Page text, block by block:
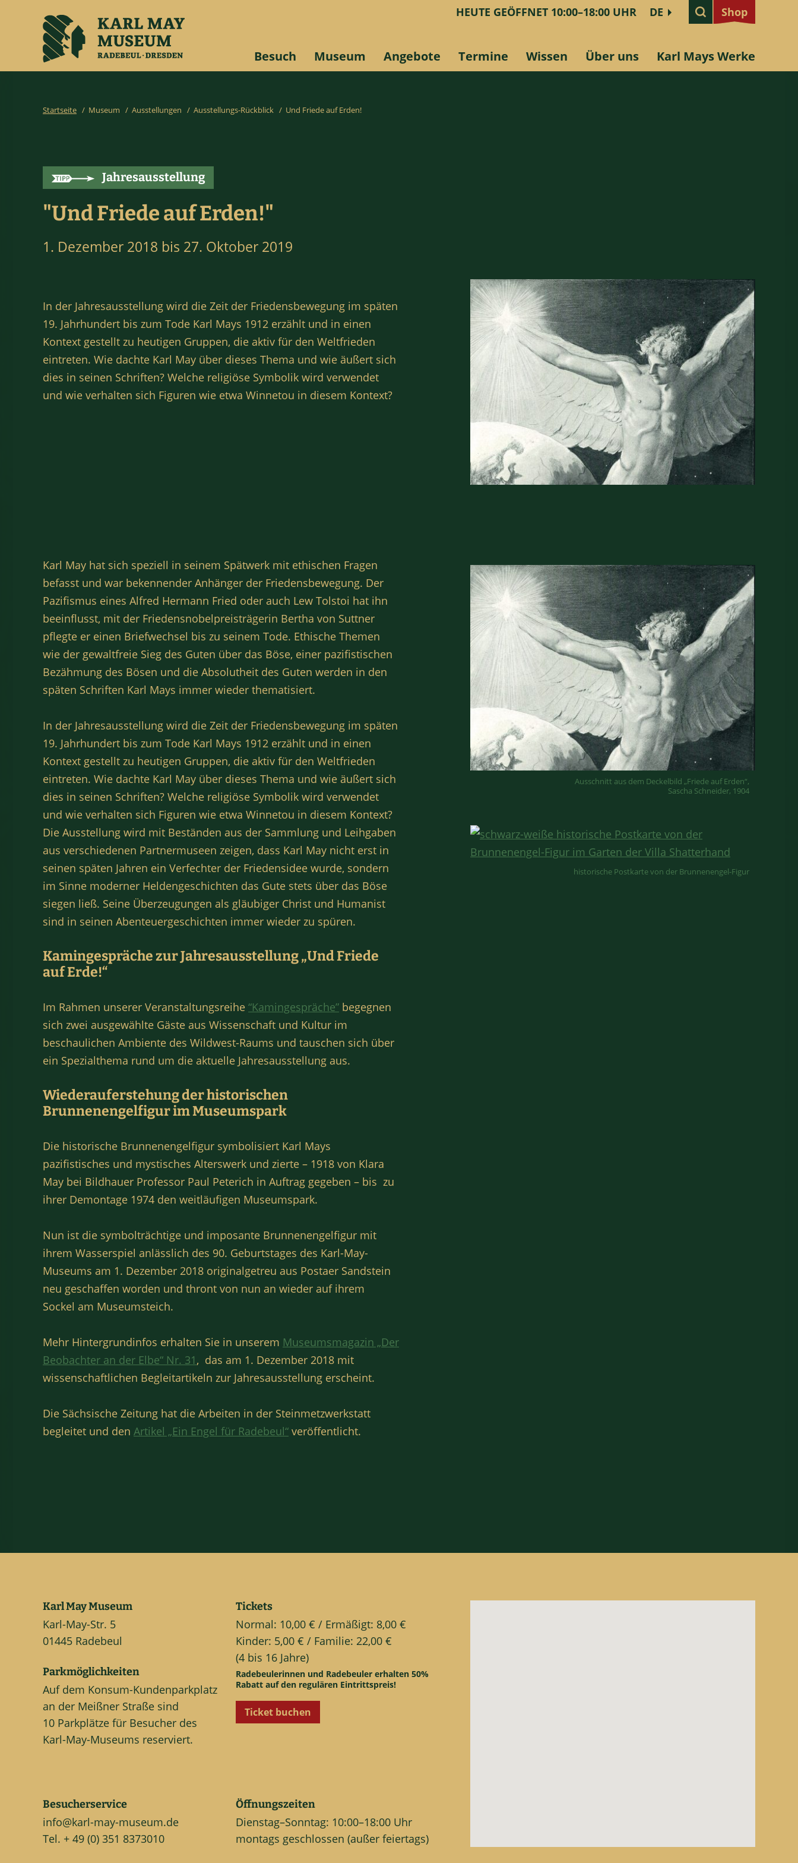
HEUTE GEÖFFNET 10:00–18:00 UHR DE
Besuch Museum Angebote Termine Wissen Über uns Karl Mays Werke
Shop
Shop
Startseite / Museum / Ausstellungen / Ausstellungs-Rückblick / Und Friede auf Erden!
Jahresausstellung
"Und Friede auf Erden!"
1. Dezember 2018 bis 27. Oktober 2019
In der Jahresausstellung wird die Zeit der Friedensbewegung im späten
19. Jahrhundert bis zum Tode Karl Mays 1912 erzählt und in einen
Kontext gestellt zu heutigen Gruppen, die aktiv für den Weltfrieden
eintreten. Wie dachte Karl May über dieses Thema und wie äußert sich
dies in seinen Schriften? Welche religiöse Symbolik wird verwendet
und wie verhalten sich Figuren wie etwa Winnetou in diesem Kontext?
Karl May hat sich speziell in seinem Spätwerk mit ethischen Fragen
befasst und war bekennender Anhänger der Friedensbewegung. Der
Pazifismus eines Alfred Hermann Fried oder auch Lew Tolstoi hat ihn
beeinflusst, mit der Friedensnobelpreisträgerin Bertha von Suttner
pflegte er einen Briefwechsel bis zu seinem Tode. Ethische Themen
wie der gewaltfreie Sieg des Guten über das Böse, einer pazifistischen
Bezähmung des Bösen und die Absolutheit des Guten werden in den
späten Schriften Karl Mays immer wieder thematisiert.
In der Jahresausstellung wird die Zeit der Friedensbewegung im späten
19. Jahrhundert bis zum Tode Karl Mays 1912 erzählt und in einen
Kontext gestellt zu heutigen Gruppen, die aktiv für den Weltfrieden
eintreten. Wie dachte Karl May über dieses Thema und wie äußert sich
dies in seinen Schriften? Welche religiöse Symbolik wird verwendet
und wie verhalten sich Figuren wie etwa Winnetou in diesem Kontext?
Die Ausstellung wird mit Beständen aus der Sammlung und Leihgaben
aus verschiedenen Partnermuseen zeigen, dass Karl May nicht erst in
seinen späten Jahren ein Verfechter der Friedensidee wurde, sondern
im Sinne moderner Heldengeschichten das Gute stets über das Böse
siegen ließ. Seine Überzeugungen als gläubiger Christ und Humanist
sind in seinen Abenteuergeschichten immer wieder zu spüren.
Kamingespräche zur Jahresausstellung „Und Friede
auf Erde!“
Im Rahmen unserer Veranstaltungsreihe “Kamingespräche” begegnen
sich zwei ausgewählte Gäste aus Wissenschaft und Kultur im
beschaulichen Ambiente des Wildwest-Raums und tauschen sich über
ein Spezialthema rund um die aktuelle Jahresausstellung aus.
Wiederauferstehung der historischen
Brunnenengelfigur im Museumspark
Die historische Brunnenengelfigur symbolisiert Karl Mays
pazifistisches und mystisches Alterswerk und zierte – 1918 von Klara
May bei Bildhauer Professor Paul Peterich in Auftrag gegeben – bis zu
ihrer Demontage 1974 den weitläufigen Museumspark.
Nun ist die symbolträchtige und imposante Brunnenengelfigur mit
ihrem Wasserspiel anlässlich des 90. Geburtstages des Karl-May-
Museums am 1. Dezember 2018 originalgetreu aus Postaer Sandstein
neu geschaffen worden und thront von nun an wieder auf ihrem
Sockel am Museumsteich.
Mehr Hintergrundinfos erhalten Sie in unserem Museumsmagazin „Der
Beobachter an der Elbe“ Nr. 31 , das am 1. Dezember 2018 mit
wissenschaftlichen Begleitartikeln zur Jahresausstellung erscheint.
Die Sächsische Zeitung hat die Arbeiten in der Steinmetzwerkstatt
begleitet und den Artikel „Ein Engel für Radebeul“ veröffentlicht.
Ausschnitt aus dem Deckelbild „Friede auf Erden“,
Sascha Schneider, 1904
historische Postkarte von der Brunnenengel-Figur
Karl May Museum
Karl-May-Str. 5
01445 Radebeul
Parkmöglichkeiten
Auf dem Konsum-Kundenparkplatz
an der Meißner Straße sind
10 Parkplätze für Besucher des
Karl-May-Museums reserviert.
Tickets
Normal: 10,00 € / Ermäßigt: 8,00 €
Kinder: 5,00 € / Familie: 22,00 €
(4 bis 16 Jahre)
Radebeulerinnen und Radebeuler erhalten 50%
Rabatt auf den regulären Eintrittspreis!
Ticket buchen
Besucherservice
info@karl-may-museum.de
Tel. + 49 (0) 351 8373010
Öffnungszeiten
Dienstag–Sonntag: 10:00–18:00 Uhr
montags geschlossen (außer feiertags)